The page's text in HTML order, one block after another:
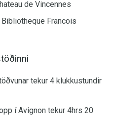
de Vincennes
Francois
tekur 4 klukkustundir
í Avignon tekur 4hrs 20